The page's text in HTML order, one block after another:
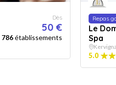
Dès
50 €
786établissements
Repas
Le
Spa
5.0